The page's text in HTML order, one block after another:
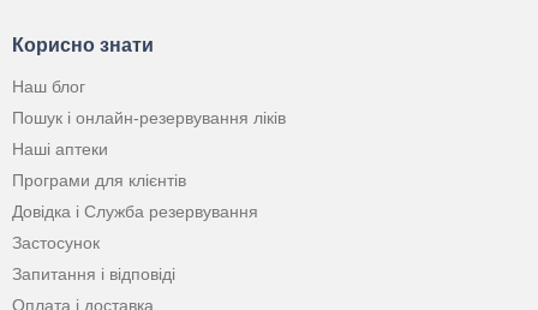
Корисно знати
Наш блог
Пошук і онлайн-резервування ліків
Наші аптеки
Програми для клієнтів
Довідка і Служба резервування
Застосунок
Запитання і відповіді
Оплата і доставка